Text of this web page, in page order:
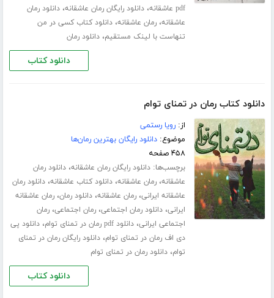
pdf عاشقانه ،دانلود رایگان رمان عاشقانه،دانلود رمان
عاشقانه،رمان عاشقانه،دانلود کتاب کسی در من
تنهاست با لینک مستقیم،دانلود رمان
دانلود کتاب
دانلود کتاب رمان در تمنای توام
از:رویا رستمی
موضوع:دانلود رایگان بهترین رمان‌ها
۴۵۸ صفحه
برچسب‌ها:دانلود رایگان رمان عاشقانه،دانلود رمان
عاشقانه،رمان عاشقانه،دانلود کتاب عاشقانه،دانلود رمان
عاشقانه ایرانی،رمان عاشقانه،دانلود رمان،رمان عاشقانه
ایرانی،دانلود رمان اجتماعی،رمان اجتماعی،رمان
اجتماعی ایرانی،دانلود pdf رمان در تمنای توام ،دانلود پی
دی اف رمان در تمنای توام،دانلود رایگان رمان در تمنای
توام،دانلود رمان در تمنای توام
دانلود کتاب